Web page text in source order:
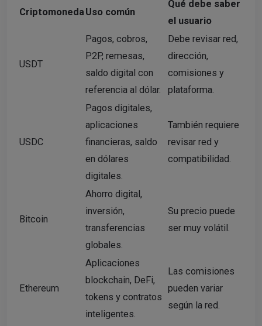
Criptomoneda Uso común
Qué debe saber
el usuario
USDT
Pagos, cobros,
P2P, remesas,
saldo digital con
referencia al dólar.
Debe revisar red,
dirección,
comisiones y
plataforma.
USDC
Pagos digitales,
aplicaciones
financieras, saldo
en dólares
digitales.
También requiere
revisar red y
compatibilidad.
Bitcoin
Ahorro digital,
inversión,
transferencias
globales.
Su precio puede
ser muy volátil.
Ethereum
Aplicaciones
blockchain, DeFi,
tokens y contratos
inteligentes.
Las comisiones
pueden variar
según la red.